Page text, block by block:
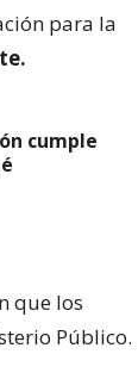
para la
cumple
que los
Público.